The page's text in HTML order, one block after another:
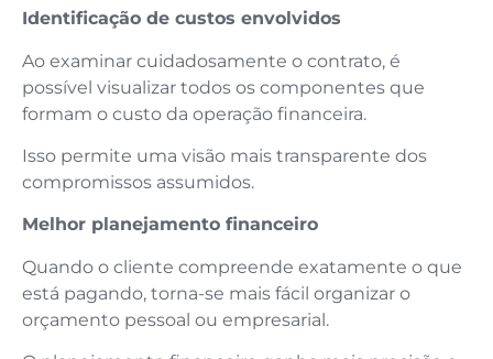
Identificação de custos envolvidos
Ao examinar cuidadosamente o contrato, é
possível visualizar todos os componentes que
formam o custo da operação financeira.
Isso permite uma visão mais transparente dos
compromissos assumidos.
Melhor planejamento financeiro
Quando o cliente compreende exatamente o que
está pagando, torna-se mais fácil organizar o
orçamento pessoal ou empresarial.